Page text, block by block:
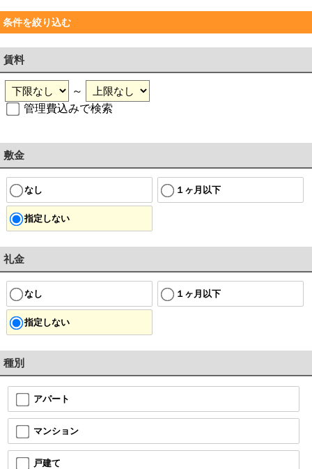
条件を絞り込む
賃料
～
管理費込みで検索
敷金
なし １ヶ月以下
指定しない
礼金
なし １ヶ月以下
指定しない
種別
アパート
マンション
戸建て